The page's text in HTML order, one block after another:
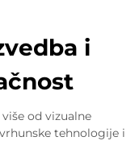
i
od vizualne
tehnologije i